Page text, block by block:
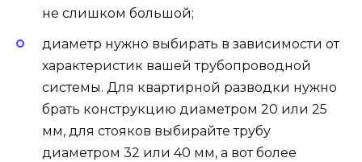
не слишком большой;
диаметр нужно выбирать в зависимости от
характеристик вашей трубопроводной
системы. Для квартирной разводки нужно
брать конструкцию диаметром 20 или 25
мм, для стояков выбирайте трубу
диаметром 32 или 40 мм, а вот более